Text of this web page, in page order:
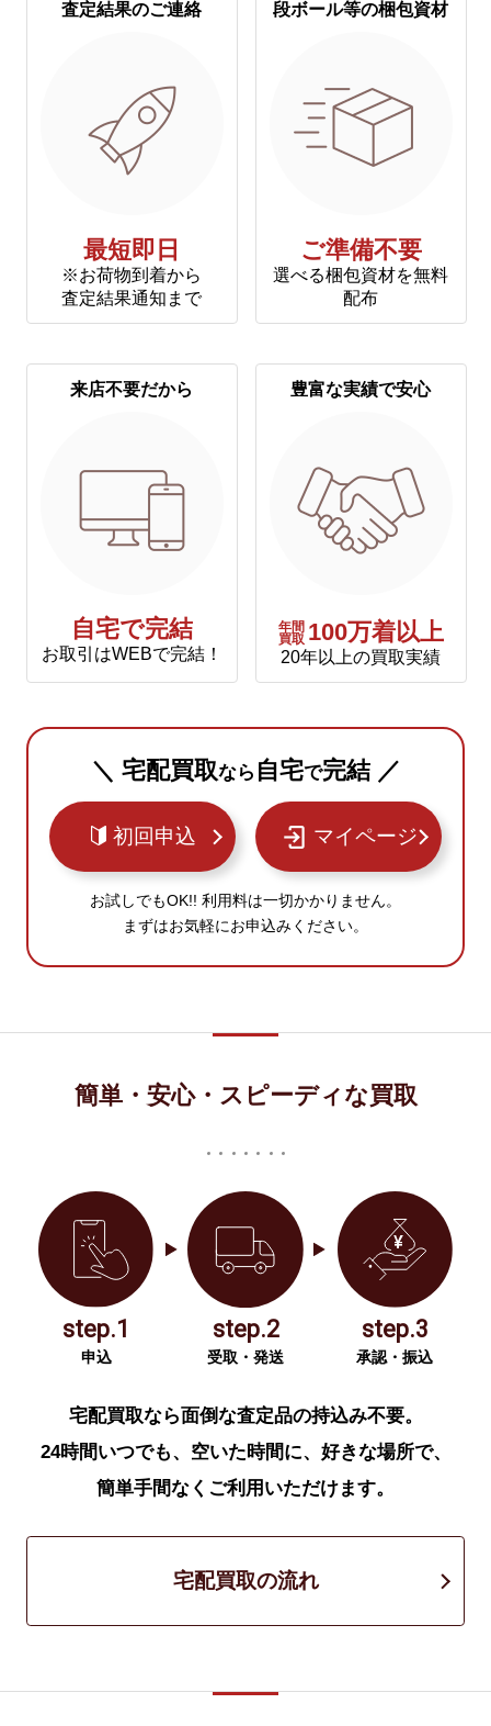
査定結果のご連絡
最短即日
※お荷物到着から
査定結果通知まで
段ボール等の梱包資材
ご準備不要
選べる梱包資材を無料
配布
来店不要だから
自宅で完結
お取引はWEBで完結！
豊富な実績で安心
年間
買取 100万着以上
20年以上の買取実績
＼ 宅配買取なら 自宅で完結 ／
初回申込 マイページ
お試しでもOK!! 利用料は一切かかりません。
まずはお気軽にお申込みください。
簡単・安心・スピーディな買取
step.1
申込
step.2
受取・発送
step.3
承認・振込
宅配買取なら面倒な査定品の持込み不要。
24時間いつでも、空いた時間に、好きな場所で、
簡単手間なくご利用いただけます。
宅配買取の流れ